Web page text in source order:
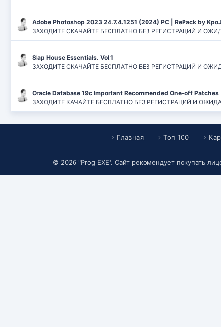
Adobe Photoshop 2023 24.7.4.1251 (2024) PC | RePack by
ЗАХОДИТЕ СКАЧАЙТЕ БЕСПЛАТНО БЕЗ РЕГИСТРАЦИЙ И
Slap House Essentials. Vol.1
ЗАХОДИТЕ СКАЧАЙТЕ БЕСПЛАТНО БЕЗ РЕГИСТРАЦИЙ И
Oracle Database 19c Important Recommended One-off Patches
ЗАХОДИТЕ КАЧАЙТЕ БЕСПЛАТНО БЕЗ РЕГИСТРАЦИЙ И
Главная Топ 100
© 2026 "Prog EXE". Сайт рекомендует покупать